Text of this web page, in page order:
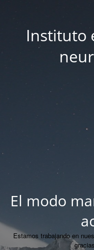
Instituto
El modo
Estamos trabajando en